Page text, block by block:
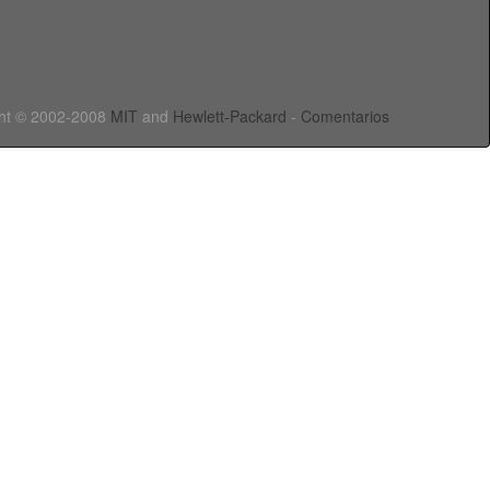
© 2002-2008 MIT and Hewlett-Packard - Comentarios